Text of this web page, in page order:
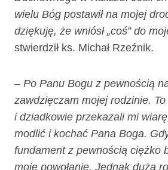
wielu Bóg postawił na mojej
dziękuję, że wniósł „coś” do
stwierdził ks. Michał Rzeźnik.
– Po Panu Bogu z pewnością
zawdzięczam mojej rodzinie.
i dziadkowie przekazali mi
modlić i kochać Pana Boga.
fundament z pewnością ciężko
moje powołanie. Jednak dużą